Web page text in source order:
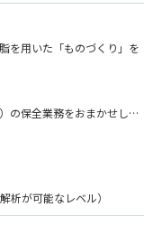
を用いた「ものづくり」を
の保全業務をおまかせしま
・修理
対応・原因解析
正・保守
析が可能なレベル）